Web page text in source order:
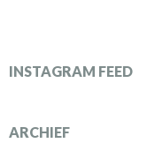
INSTAGRAM FEED
ARCHIEF